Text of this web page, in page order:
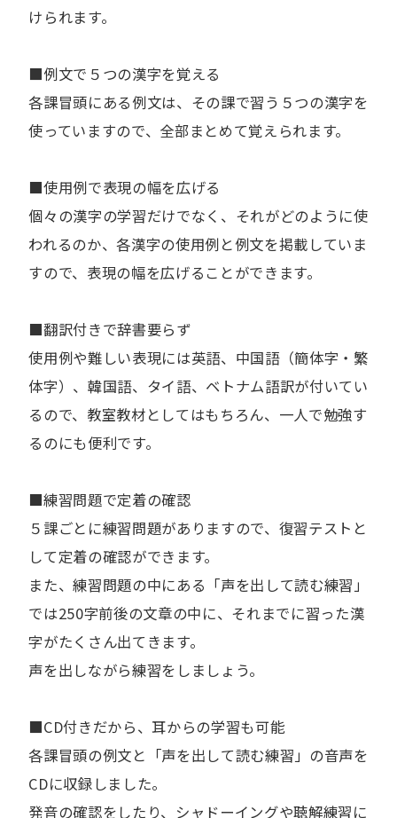
けられます。
■例文で５つの漢字を覚える
各課冒頭にある例文は、その課で習う５つの漢字を
使っていますので、全部まとめて覚えられます。
■使用例で表現の幅を広げる
個々の漢字の学習だけでなく、それがどのように使
われるのか、各漢字の使用例と例文を掲載していま
すので、表現の幅を広げることができます。
■翻訳付きで辞書要らず
使用例や難しい表現には英語、中国語（簡体字・繁
体字）、韓国語、タイ語、ベトナム語訳が付いてい
るので、教室教材としてはもちろん、一人で勉強す
るのにも便利です。
■練習問題で定着の確認
５課ごとに練習問題がありますので、復習テストと
して定着の確認ができます。
また、練習問題の中にある「声を出して読む練習」
では250字前後の文章の中に、それまでに習った漢
字がたくさん出てきます。
声を出しながら練習をしましょう。
■CD付きだから、耳からの学習も可能
各課冒頭の例文と「声を出して読む練習」の音声を
CDに収録しました。
発音の確認をしたり、シャドーイングや聴解練習に